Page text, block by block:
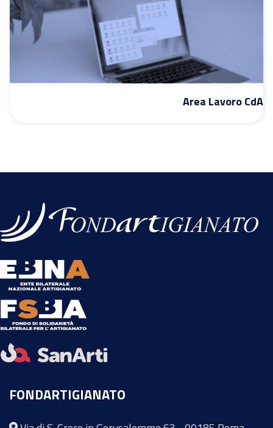
Area Lavoro CdA
FONDARTIGIANATO